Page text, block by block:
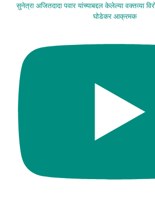
सुनेत्रा अजितदादा पवार यांच्याबद्दल केलेल्या वक्तव्या
घोडेकर आक्रमक